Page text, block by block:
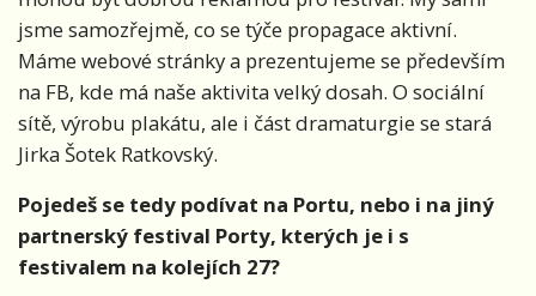
jsme samozřejmě, co se týče propagace aktivní.
Máme webové stránky a prezentujeme se především
na FB, kde má naše aktivita velký dosah. O sociální
sítě, výrobu plakátu, ale i část dramaturgie se stará
Jirka Šotek Ratkovský.
Pojedeš se tedy podívat na Portu, nebo i na jiný
partnerský festival Porty, kterých je i s
festivalem na kolejích 27?